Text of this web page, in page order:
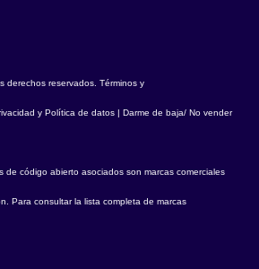
derechos reservados. Términos y
y Política de datos | Darme de baja/ No vender
de código abierto asociados son marcas comerciales
. Para consultar la lista completa de marcas